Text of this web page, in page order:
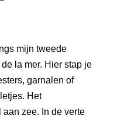
mijn tweede
la mer. Hier stap je
garnalen of
Het
zee. In de verte